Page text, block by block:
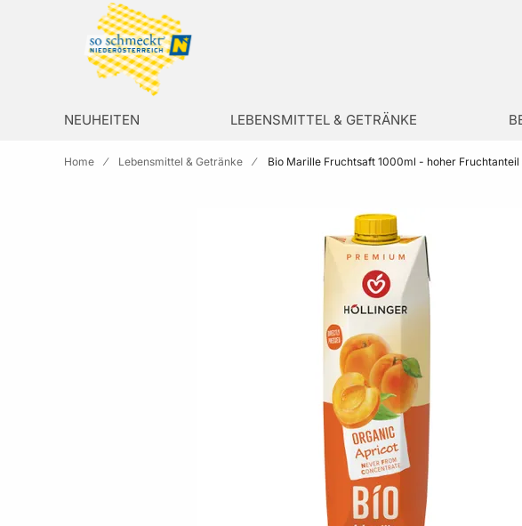
Zur Homepage
NEUHEITEN LEBENSMITTEL & GETRÄNKE
Home Lebensmittel & Getränke Bio Marille Fruchtsaft 1000ml - hoher